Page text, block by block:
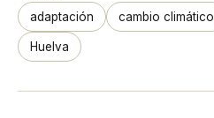
adaptación cambio climático
Huelva